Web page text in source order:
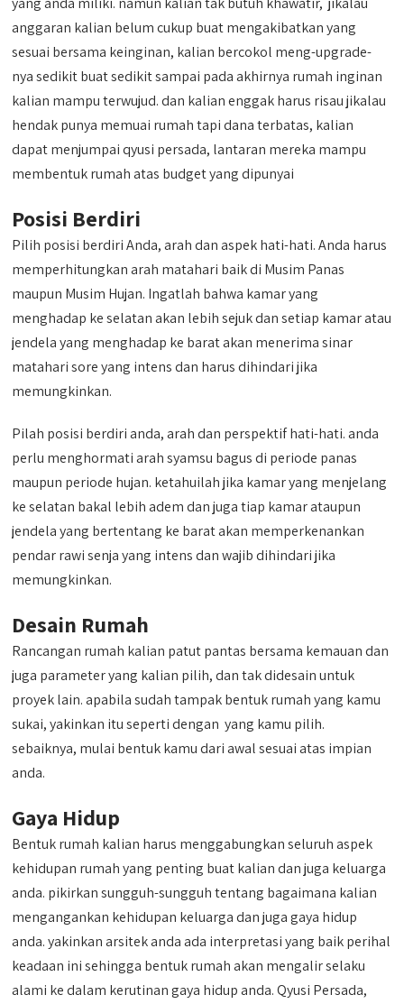
anggaran kalian belum cukup buat mengakibatkan yang
sesuai bersama keinginan, kalian bercokol meng-upgrade-
nya sedikit buat sedikit sampai pada akhirnya rumah inginan
kalian mampu terwujud. dan kalian enggak harus risau jikalau
hendak punya memuai rumah tapi dana terbatas, kalian
dapat menjumpai qyusi persada, lantaran mereka mampu
membentuk rumah atas budget yang dipunyai
Posisi Berdiri
Pilih posisi berdiri Anda, arah dan aspek hati-hati. Anda harus
memperhitungkan arah matahari baik di Musim Panas
maupun Musim Hujan. Ingatlah bahwa kamar yang
menghadap ke selatan akan lebih sejuk dan setiap kamar atau
jendela yang menghadap ke barat akan menerima sinar
matahari sore yang intens dan harus dihindari jika
memungkinkan.
Pilah posisi berdiri anda, arah dan perspektif hati-hati. anda
perlu menghormati arah syamsu bagus di periode panas
maupun periode hujan. ketahuilah jika kamar yang menjelang
ke selatan bakal lebih adem dan juga tiap kamar ataupun
jendela yang bertentang ke barat akan memperkenankan
pendar rawi senja yang intens dan wajib dihindari jika
memungkinkan.
Desain Rumah
Rancangan rumah kalian patut pantas bersama kemauan dan
juga parameter yang kalian pilih, dan tak didesain untuk
proyek lain. apabila sudah tampak bentuk rumah yang kamu
sukai, yakinkan itu seperti dengan yang kamu pilih.
sebaiknya, mulai bentuk kamu dari awal sesuai atas impian
anda.
Gaya Hidup
Bentuk rumah kalian harus menggabungkan seluruh aspek
kehidupan rumah yang penting buat kalian dan juga keluarga
anda. pikirkan sungguh-sungguh tentang bagaimana kalian
mengangankan kehidupan keluarga dan juga gaya hidup
anda. yakinkan arsitek anda ada interpretasi yang baik perihal
keadaan ini sehingga bentuk rumah akan mengalir selaku
alami ke dalam kerutinan gaya hidup anda. Qyusi Persada,